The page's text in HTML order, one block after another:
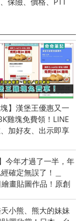
塊】漢堡王優惠又一
雞塊免費領！LINE
加好友、出示即享
今年才過了一半，年
確定無誤了！＿
畫貼圖作品！原創
天小熊、熊大的妹妹